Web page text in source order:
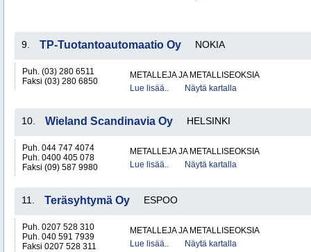
9. TP-Tuotantoautomaatio Oy NOKIA
Puh. (03) 280 6511
Faksi (03) 280 6850
METALLEJA JA METALLISEOKSIA
Lue lisää..
Näytä kartalla
10. Wieland Scandinavia Oy HELSINKI
Puh. 044 747 4074
Puh. 0400 405 078
Faksi (09) 587 9980
METALLEJA JA METALLISEOKSIA
Lue lisää..
Näytä kartalla
11. Teräsyhtymä Oy ESPOO
Puh. 0207 528 310
Puh. 040 591 7939
Faksi 0207 528 311
METALLEJA JA METALLISEOKSIA
Lue lisää..
Näytä kartalla